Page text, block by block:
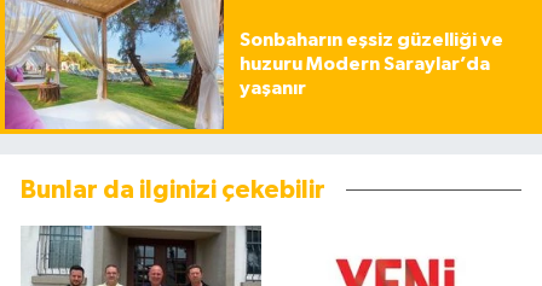
Sonbaharın eşsiz güzelliği ve
huzuru Modern Saraylar’da
yaşanır
Bunlar da ilginizi çekebilir